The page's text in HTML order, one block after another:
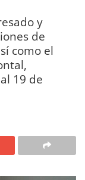
y
de
como el
19 de